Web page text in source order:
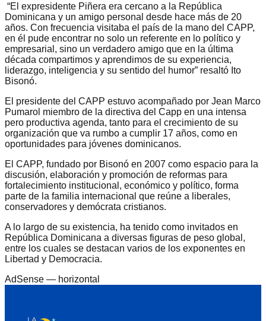
“El expresidente Piñera era cercano a la República
Dominicana y un amigo personal desde hace más de 20
años. Con frecuencia visitaba el país de la mano del CAPP,
en él pude encontrar no solo un referente en lo político y
empresarial, sino un verdadero amigo que en la última
década compartimos y aprendimos de su experiencia,
liderazgo, inteligencia y su sentido del humor” resaltó Ito
Bisonó.
El presidente del CAPP estuvo acompañado por Jean Marco
Pumarol miembro de la directiva del Capp en una intensa
pero productiva agenda, tanto para el crecimiento de su
organización que va rumbo a cumplir 17 años, como en
oportunidades para jóvenes dominicanos.
El CAPP, fundado por Bisonó en 2007 como espacio para la
discusión, elaboración y promoción de reformas para
fortalecimiento institucional, económico y político, forma
parte de la familia internacional que reúne a liberales,
conservadores y demócrata cristianos.
A lo largo de su existencia, ha tenido como invitados en
República Dominicana a diversas figuras de peso global,
entre los cuales se destacan varios de los exponentes en
Libertad y Democracia.
AdSense — horizontal